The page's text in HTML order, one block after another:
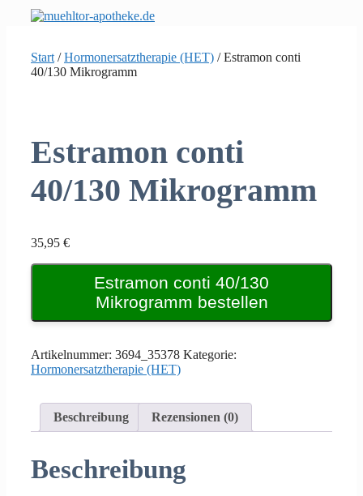
Start /Hormonersatztherapie (HET) / Estramon conti
40/130 Mikrogramm
Estramon conti
40/130 Mikrogramm
35,95 €
Estramon conti 40/130
Mikrogramm bestellen
Artikelnummer: 3694_35378 Kategorie:
Hormonersatztherapie (HET)
Beschreibung Rezensionen (0)
Beschreibung